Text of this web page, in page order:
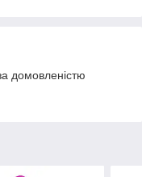
домовленістю